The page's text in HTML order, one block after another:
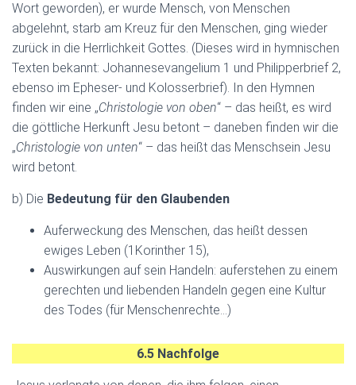
Wort geworden), er wurde Mensch, von Menschen
abgelehnt, starb am Kreuz für den Menschen, ging wieder
zurück in die Herrlichkeit Gottes. (Dieses wird in hymnischen
Texten bekannt: Johannesevangelium 1 und Philipperbrief 2,
ebenso im Epheser- und Kolosserbrief). In den Hymnen
finden wir eine „Christologie von oben“ – das heißt, es wird
die göttliche Herkunft Jesu betont – daneben finden wir die
„Christologie von unten“ – das heißt das Menschsein Jesu
wird betont.
b) Die Bedeutung für den Glaubenden
Auferweckung des Menschen, das heißt dessen
ewiges Leben (1Korinther 15),
Auswirkungen auf sein Handeln: auferstehen zu einem
gerechten und liebenden Handeln gegen eine Kultur
des Todes (für Menschenrechte…)
6.5 Nachfolge